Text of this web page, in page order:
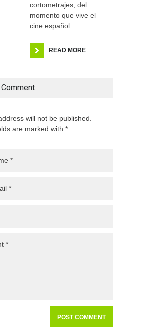
cortometrajes, del
momento que vive el
cine español
READ MORE
will not be published.
are marked with *